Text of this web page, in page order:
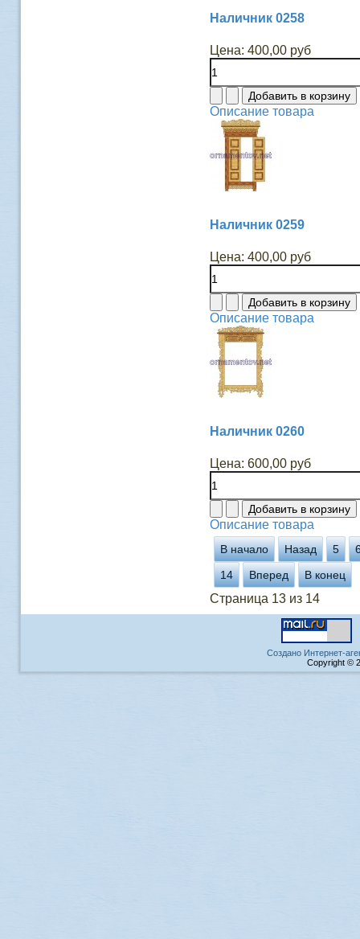
Наличник 0258
Цена: 400,00 руб
Описание товара
Наличник 0259
Цена: 400,00 руб
Описание товара
Наличник 0260
Цена: 600,00 руб
Описание товара
В начало Назад 5
14
Вперед В конец
Страница 13 из 14
Создано Интернет-
Copyright ©